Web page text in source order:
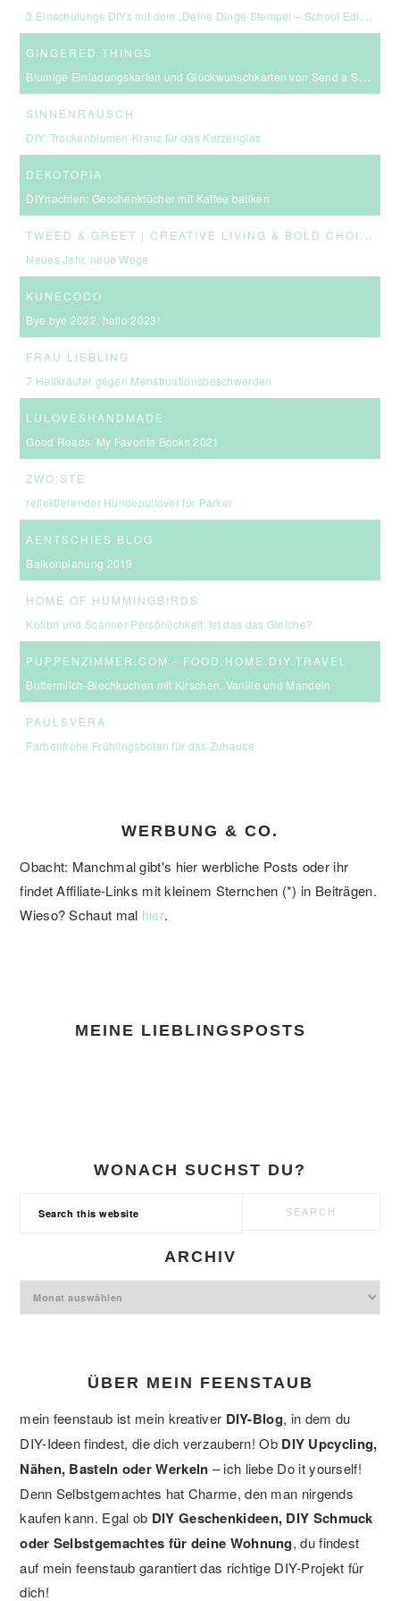
3 Einschulungs DIYs mit dem „Deine Dinge Stempel – School Edition“ #BackToSchool + Gewinnspiel
GINGERED THINGS
Blumige Einladungskarten und Glückwunschkarten von Send a Smile
SINNENRAUSCH
DIY: Trockenblumen-Kranz für das Kerzenglas
DEKOTOPIA
DIYnachten: Geschenktücher mit Kaffee batiken
T
WEED & GREET | CREATIVE LIVING & BOLD CHOICES
Neues Jahr, neue Wege
KUNECOCO
Bye bye 2022, hallo 2023!
FRAU LIEBLING
7 Heilkräuter gegen Menstruationsbeschwerden
LULOVESHANDMADE
Good Reads: My Favorite Books 2021
ZWO:STE
reflektierender Hundepullover für Parker
AENTSCHIES BLOG
Balkonplanung 2019
HOME OF HUMMINGBIRDS
Kolibri und Scanner-Persönlichkeit: Ist das das Gleiche?
PUPPENZIMMER.COM - FOOD.HOME.DIY.TRAVEL
Buttermilch-Blechkuchen mit Kirschen, Vanille und Mandeln
PAULSVERA
Farbenfrohe Frühlingsboten für das Zuhause
WERBUNG & CO.
Obacht: Manchmal gibt's hier werbliche Posts oder ihr
findet Affiliate-Links mit kleinem Sternchen (*) in Beiträgen.
Wieso? Schaut mal hier.
MEINE LIEBLINGSPOSTS
WONACH SUCHST DU?
ARCHIV
Archiv
ÜBER MEIN FEENSTAUB
mein feenstaub ist mein kreativer DIY-Blog, in dem du
DIY-Ideen findest, die dich verzaubern! Ob DIY Upcycling,
Nähen, Basteln oder Werkeln – ich liebe Do it yourself!
Denn Selbstgemachtes hat Charme, den man nirgends
kaufen kann. Egal ob DIY Geschenkideen, DIY Schmuck
oder Selbstgemachtes für deine Wohnung, du findest
auf mein feenstaub garantiert das richtige DIY-Projekt für
dich!